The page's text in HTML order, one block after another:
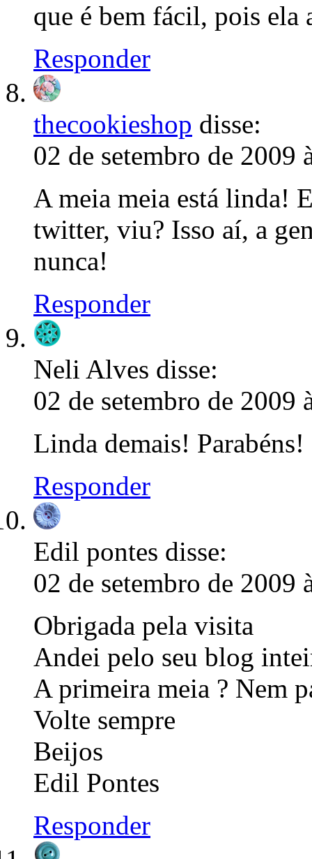
que é bem fácil, pois ela
Responder
thecookieshop disse:
02 de setembro de 2009
A meia meia está linda!
twitter, viu? Isso aí, a
nunca!
Responder
Neli Alves disse:
02 de setembro de 2009
Linda demais! Parabéns!
Responder
Edil pontes disse:
02 de setembro de 2009
Obrigada pela visita
Andei pelo seu blog
A primeira meia ? Nem
Volte sempre
Beijos
Edil Pontes
Responder